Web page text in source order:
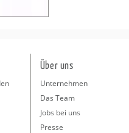
Über uns
Unternehmen
Das Team
Jobs bei uns
Presse